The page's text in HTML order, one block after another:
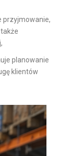
przyjmowanie,
planowanie
klientów